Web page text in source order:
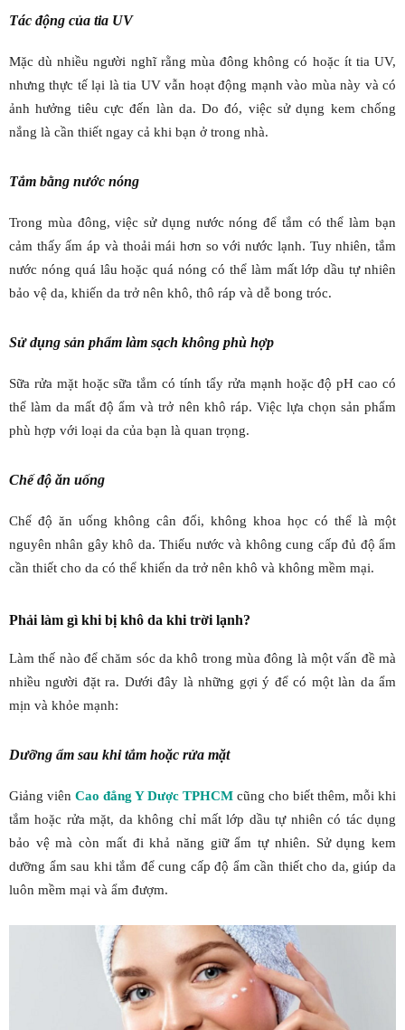
Tác động của tia UV
Mặc dù nhiều người nghĩ rằng mùa đông không có hoặc ít tia UV,
nhưng thực tế lại là tia UV vẫn hoạt động mạnh vào mùa này và có
ảnh hưởng tiêu cực đến làn da. Do đó, việc sử dụng kem chống
nắng là cần thiết ngay cả khi bạn ở trong nhà.
Tắm bằng nước nóng
Trong mùa đông, việc sử dụng nước nóng để tắm có thể làm bạn
cảm thấy ấm áp và thoải mái hơn so với nước lạnh. Tuy nhiên, tắm
nước nóng quá lâu hoặc quá nóng có thể làm mất lớp dầu tự nhiên
bảo vệ da, khiến da trở nên khô, thô ráp và dễ bong tróc.
Sử dụng sản phẩm làm sạch không phù hợp
Sữa rửa mặt hoặc sữa tắm có tính tẩy rửa mạnh hoặc độ pH cao có
thể làm da mất độ ẩm và trở nên khô ráp. Việc lựa chọn sản phẩm
phù hợp với loại da của bạn là quan trọng.
Chế độ ăn uống
Chế độ ăn uống không cân đối, không khoa học có thể là một
nguyên nhân gây khô da. Thiếu nước và không cung cấp đủ độ ẩm
cần thiết cho da có thể khiến da trở nên khô và không mềm mại.
Phải làm gì khi bị khô da khi trời lạnh?
Làm thế nào để chăm sóc da khô trong mùa đông là một vấn đề mà
nhiều người đặt ra. Dưới đây là những gợi ý để có một làn da ẩm
mịn và khỏe mạnh:
Dưỡng ẩm sau khi tắm hoặc rửa mặt
Giảng viên Cao đẳng Y Dược TPHCM cũng cho biết thêm, mỗi khi
tắm hoặc rửa mặt, da không chỉ mất lớp dầu tự nhiên có tác dụng
bảo vệ mà còn mất đi khả năng giữ ẩm tự nhiên. Sử dụng kem
dưỡng ẩm sau khi tắm để cung cấp độ ẩm cần thiết cho da, giúp da
luôn mềm mại và ẩm đượm.